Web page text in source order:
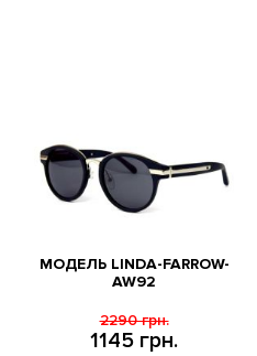
МОДЕЛЬ LINDA-FARROW-
AW92
1145 грн.
2290 грн.